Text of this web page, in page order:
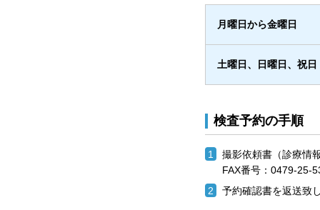
月曜日から金曜日
土曜日、日曜日、祝日
検査予約の手順
撮影依頼書（診療情
FAX番号：0479-25-
予約確認書を返送致